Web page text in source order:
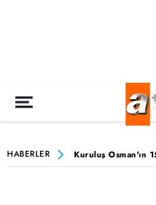
HABERLER Kuruluş Osman'ın